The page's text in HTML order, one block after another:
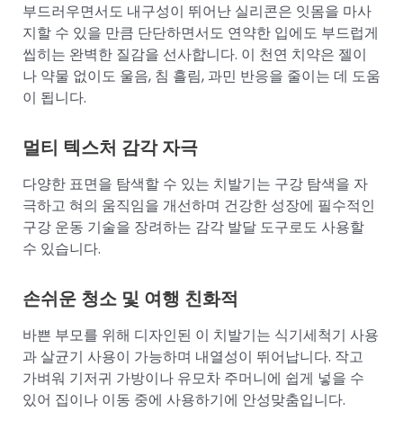
부드러우면서도 내구성이 뛰어난 실리콘은 잇몸을 마사
지할 수 있을 만큼 단단하면서도 연약한 입에도 부드럽게
씹히는 완벽한 질감을 선사합니다. 이 천연 치약은 젤이
나 약물 없이도 울음, 침 흘림, 과민 반응을 줄이는 데 도움
이 됩니다.
멀티 텍스처 감각 자극
다양한 표면을 탐색할 수 있는 치발기는 구강 탐색을 자
극하고 혀의 움직임을 개선하며 건강한 성장에 필수적인
구강 운동 기술을 장려하는 감각 발달 도구로도 사용할
수 있습니다.
손쉬운 청소 및 여행 친화적
바쁜 부모를 위해 디자인된 이 치발기는 식기세척기 사용
과 살균기 사용이 가능하며 내열성이 뛰어납니다. 작고
가벼워 기저귀 가방이나 유모차 주머니에 쉽게 넣을 수
있어 집이나 이동 중에 사용하기에 안성맞춤입니다.